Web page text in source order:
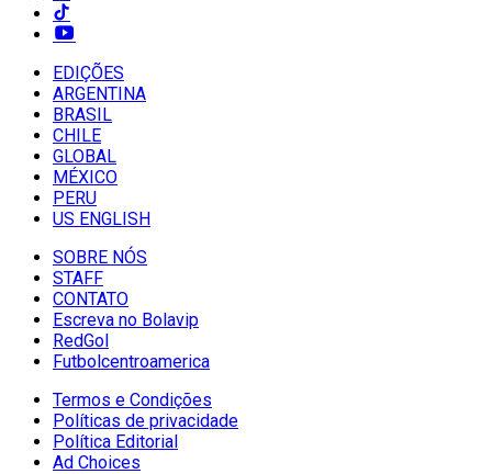
EDIÇÕES
ARGENTINA
BRASIL
CHILE
GLOBAL
MÉXICO
PERU
US ENGLISH
SOBRE NÓS
STAFF
CONTATO
Escreva no Bolavip
RedGol
Futbolcentroamerica
Termos e Condições
Políticas de privacidade
Política Editorial
Ad Choices